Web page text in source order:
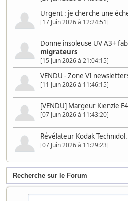
Urgent : je cherche une
[17 Juin 2026 à 12:24:51]
Donne insoleuse UV A3+
migrateurs
[15 Juin 2026 à 21:04:15]
VENDU - Zone VI
[11 Juin 2026 à 11:46:15]
[VENDU] Margeur Kienzle
[07 Juin 2026 à 11:43:20]
Révélateur Kodak
[07 Juin 2026 à 11:29:23]
Recherche sur le Forum